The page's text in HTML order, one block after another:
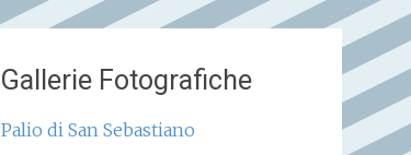
Gallerie Fotografiche
Palio di San Sebastiano